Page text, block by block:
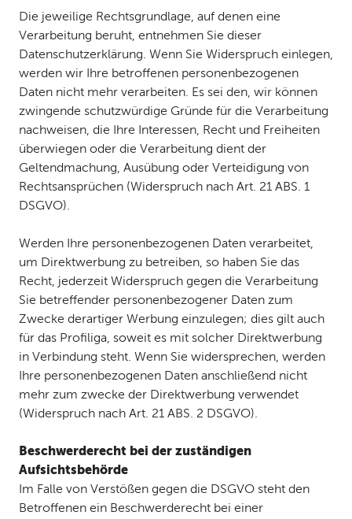
Die jeweilige Rechtsgrundlage, auf denen eine
Verarbeitung beruht, entnehmen Sie dieser
Datenschutzerklärung. Wenn Sie Widerspruch einlegen,
werden wir Ihre betroffenen personenbezogenen
Daten nicht mehr verarbeiten. Es sei den, wir können
zwingende schutzwürdige Gründe für die Verarbeitung
nachweisen, die Ihre Interessen, Recht und Freiheiten
überwiegen oder die Verarbeitung dient der
Geltendmachung, Ausübung oder Verteidigung von
Rechtsansprüchen (Widerspruch nach Art. 21 ABS. 1
DSGVO).
Werden Ihre personenbezogenen Daten verarbeitet,
um Direktwerbung zu betreiben, so haben Sie das
Recht, jederzeit Widerspruch gegen die Verarbeitung
Sie betreffender personenbezogener Daten zum
Zwecke derartiger Werbung einzulegen; dies gilt auch
für das Profiliga, soweit es mit solcher Direktwerbung
in Verbindung steht. Wenn Sie widersprechen, werden
Ihre personenbezogenen Daten anschließend nicht
mehr zum zwecke der Direktwerbung verwendet
(Widerspruch nach Art. 21 ABS. 2 DSGVO).
Beschwerderecht bei der zuständigen
Aufsichtsbehörde
Im Falle von Verstößen gegen die DSGVO steht den
Betroffenen ein Beschwerderecht bei einer